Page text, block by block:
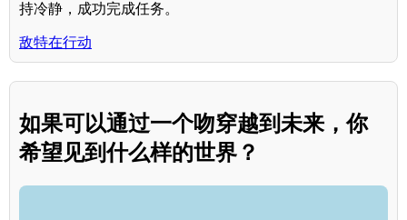
持冷静，成功完成任务。
敌特在行动
如果可以通过一个吻穿越到未来，你
希望见到什么样的世界？